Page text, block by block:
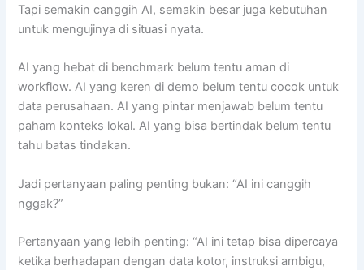
Tapi semakin canggih AI, semakin besar juga kebutuhan
untuk mengujinya di situasi nyata.
AI yang hebat di benchmark belum tentu aman di
workflow. AI yang keren di demo belum tentu cocok untuk
data perusahaan. AI yang pintar menjawab belum tentu
paham konteks lokal. AI yang bisa bertindak belum tentu
tahu batas tindakan.
Jadi pertanyaan paling penting bukan: “AI ini canggih
nggak?”
Pertanyaan yang lebih penting: “AI ini tetap bisa dipercaya
ketika berhadapan dengan data kotor, instruksi ambigu,